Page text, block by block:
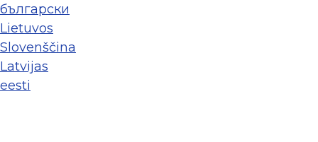
български
Lietuvos
Slovenščina
Latvijas
eesti